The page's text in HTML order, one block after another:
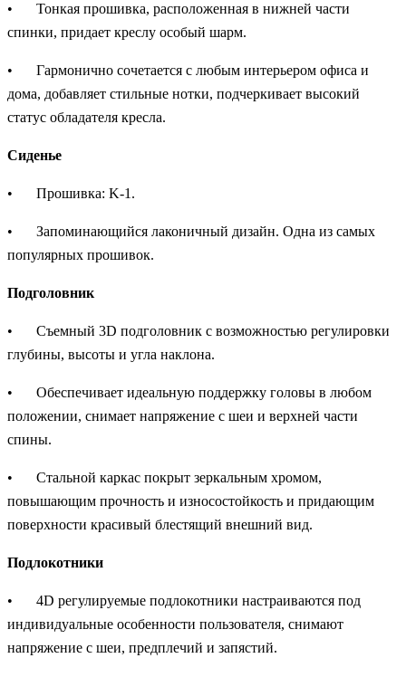
•
Тонкая прошивка, расположенная в нижней части
спинки, придает креслу особый шарм.
•
Гармонично сочетается с любым интерьером офиса и
дома, добавляет стильные нотки, подчеркивает высокий
статус обладателя кресла.
Сиденье
• Прошивка: K-1.
•
Запоминающийся лаконичный дизайн. Одна из самых
популярных прошивок.
Подголовник
•
Съемный 3D подголовник с возможностью регулировки
глубины, высоты и угла наклона.
•
Обеспечивает идеальную поддержку головы в любом
положении, снимает напряжение с шеи и верхней части
спины.
•
Стальной каркас покрыт зеркальным хромом,
повышающим прочность и износостойкость и придающим
поверхности красивый блестящий внешний вид.
Подлокотники
•
4D регулируемые подлокотники настраиваются под
индивидуальные особенности пользователя, снимают
напряжение с шеи, предплечий и запястий.